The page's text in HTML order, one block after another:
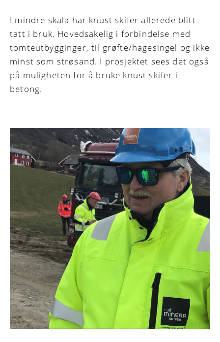
I mindre skala har knust skifer allerede blitt
tatt i bruk. Hovedsakelig i forbindelse med
tomteutbygginger, til grøfte/hagesingel og ikke
minst som strøsand. I prosjektet sees det også
på muligheten for å bruke knust skifer i
betong.